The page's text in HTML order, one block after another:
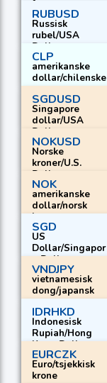
franc
RUBUSD
Russisk
rubel/USA
Dollar
CLP
amerikanske
dollar/chilenske
peso
SGDUSD
Singapore
dollar/USA
Dollar
NOKUSD
Norske
kroner/U.S.
Dollar
NOK
amerikanske
dollar/norsk
krone
SGD
US
Dollar/Singapor
e Dollar
VNDJPY
vietnamesisk
dong/japansk
yen
IDRHKD
Indonesisk
Rupiah/Hong
Kong Dollar
EURCZK
Euro/tsjekkisk
krone